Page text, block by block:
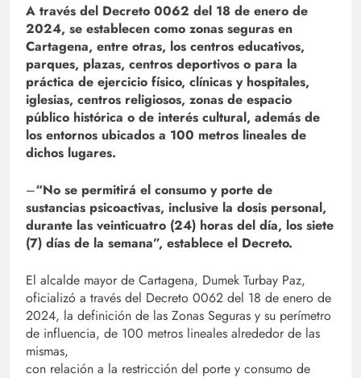
A través del Decreto 0062 del 18 de enero de
2024, se establecen como zonas seguras en
Cartagena, entre otras, los centros educativos,
parques, plazas, centros deportivos o para la
práctica de ejercicio físico, clínicas y hospitales,
iglesias, centros religiosos, zonas de espacio
público histórica o de interés cultural, además de
los entornos ubicados a 100 metros lineales de
dichos lugares.
–“No se permitirá el consumo y porte de
sustancias psicoactivas, inclusive la dosis personal,
durante las veinticuatro (24) horas del día, los siete
(7) días de la semana”, establece el Decreto.
El alcalde mayor de Cartagena, Dumek Turbay Paz,
oficializó a través del Decreto 0062 del 18 de enero de
2024, la definición de las Zonas Seguras y su perímetro
de influencia, de 100 metros lineales alrededor de las
mismas,
con relación a la restricción del porte y consumo de